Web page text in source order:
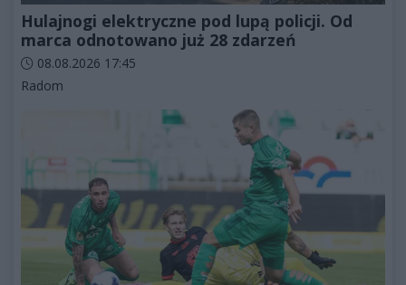
Hulajnogi elektryczne pod lupą policji. Od
marca odnotowano już 28 zdarzeń
Data dodania artykułu:
08.08.2026 17:45
Kategorie artykułu:
Radom